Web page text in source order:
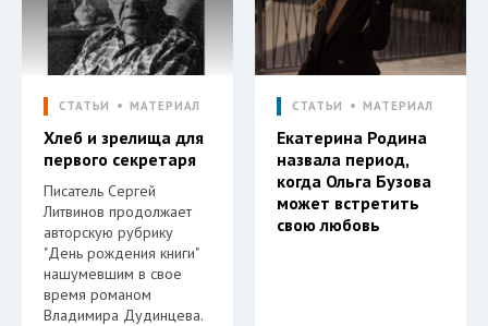
СТАТЬИ МАТЕРИАЛ
Хлеб и зрелища для
первого секретаря
Писатель Сергей
Литвинов продолжает
авторскую рубрику
"День рождения книги"
нашумевшим в свое
время романом
Владимира Дудинцева.
СТАТЬИ МАТЕРИАЛ
Екатерина Родина
назвала период,
когда Ольга Бузова
может встретить
свою любовь